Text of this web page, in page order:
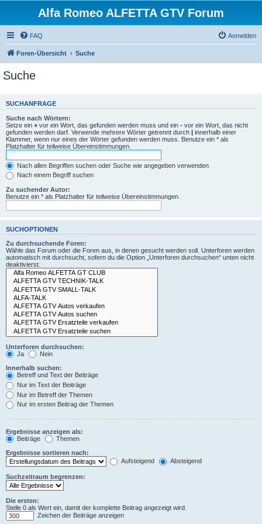
Alfa Romeo ALFETTA GTV Forum
FAQ Anmelden
Foren-Übersicht Suche
Suche
SUCHANFRAGE
Suche nach Wörtern:
Setze ein + vor ein Wort, das gefunden werden muss und ein - vor ein Wort, das nicht
gefunden werden darf. Verwende mehrere Wörter getrennt durch | innerhalb einer
Klammer, wenn nur eines der Wörter gefunden werden muss. Benutze ein * als
Platzhalter für teilweise Übereinstimmungen.
Nach allen Begriffen suchen oder Suche wie angegeben verwenden
Nach einem Begriff suchen
Zu suchender Autor:
Benutze ein * als Platzhalter für teilweise Übereinstimmungen.
SUCHOPTIONEN
Zu durchsuchende Foren:
Wähle das Forum oder die Foren aus, in denen gesucht werden soll. Unterforen werden
automatisch mit durchsucht, sofern du die Option „Unterforen durchsuchen“ unten nicht
deaktivierst.
Unterforen durchsuchen:
Ja
Nein
Innerhalb suchen:
Betreff und Text der Beiträge
Nur im Text der Beiträge
Nur im Betreff der Themen
Nur im ersten Beitrag der Themen
Ergebnisse anzeigen als:
Beiträge
Themen
Ergebnisse sortieren nach:
Aufsteigend
Absteigend
Suchzeitraum begrenzen:
Die ersten:
Stelle 0 als Wert ein, damit der komplette Beitrag angezeigt wird.
Zeichen der Beiträge anzeigen